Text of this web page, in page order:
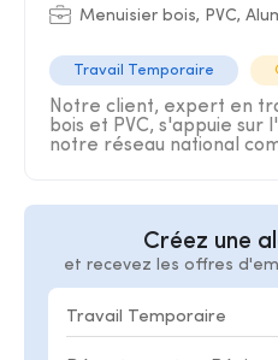
Menuisier bois, PVC,
Travail Temporaire
Notre client, expert en
bois et PVC, s'appuie
notre réseau national
Créez une
et recevez les offres